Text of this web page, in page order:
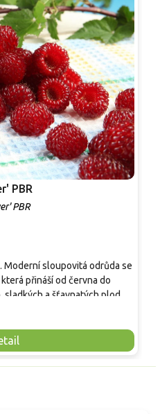
PBR
PBR
Moderní sloupovitá odrůda se
přináší od června do
a šťavnatých plodů.
elegantní habitus bez
vitalita z něj dělají